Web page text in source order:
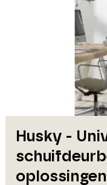
Husky -
oplossingen